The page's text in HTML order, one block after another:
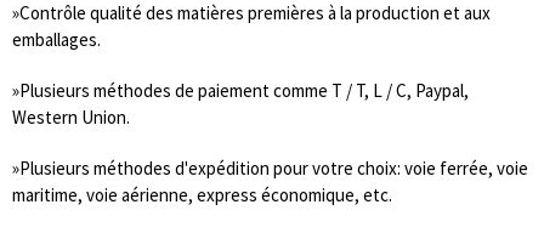
»Contrôle qualité des matières premières à la production et aux
emballages.
»Plusieurs méthodes de paiement comme T / T, L / C, Paypal,
Western Union.
»Plusieurs méthodes d'expédition pour votre choix: voie ferrée, voie
maritime, voie aérienne, express économique, etc.